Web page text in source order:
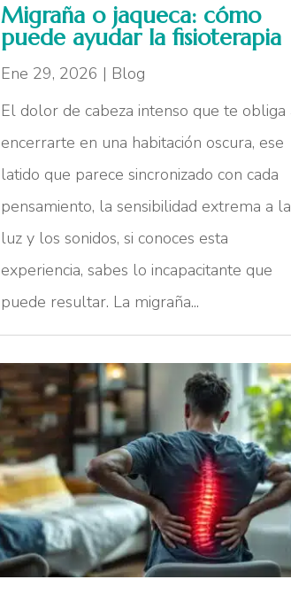
Migraña o jaqueca: cómo
puede ayudar la fisioterapia
Ene 29, 2026 | Blog
El dolor de cabeza intenso que te obliga
encerrarte en una habitación oscura, ese
latido que parece sincronizado con cada
pensamiento, la sensibilidad extrema a la
luz y los sonidos, si conoces esta
experiencia, sabes lo incapacitante que
puede resultar. La migraña...